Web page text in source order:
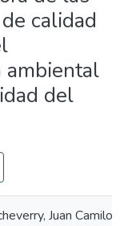
Statistics
calidad
ambiental
del
Juan Camilo